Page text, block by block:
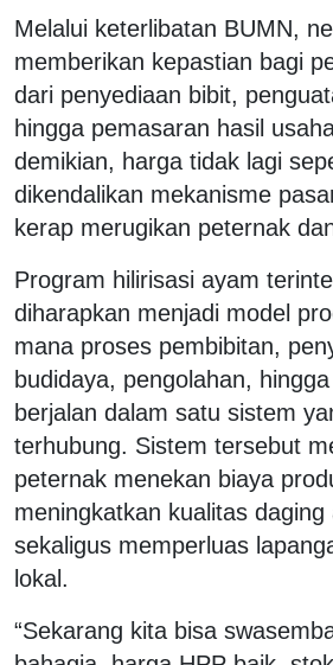
Melalui keterlibatan BUMN,
memberikan kepastian bagi
dari penyediaan bibit,
hingga pemasaran hasil
demikian, harga tidak lagi
dikendalikan mekanisme
kerap merugikan peternak
Program hilirisasi ayam
diharapkan menjadi model
mana proses pembibitan,
budidaya, pengolahan,
berjalan dalam satu sistem
terhubung. Sistem tersebut
peternak menekan biaya
meningkatkan kualitas daging
sekaligus memperluas
lokal.
“Sekarang kita bisa